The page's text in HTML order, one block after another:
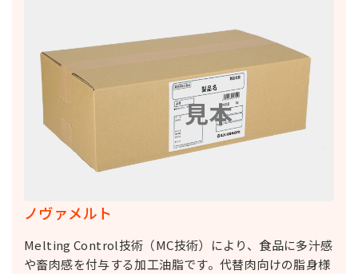
ノヴァメルト
Melting Control技術（MC技術）により、食品に多汁感
や畜肉感を付与する加工油脂です。代替肉向けの脂身様